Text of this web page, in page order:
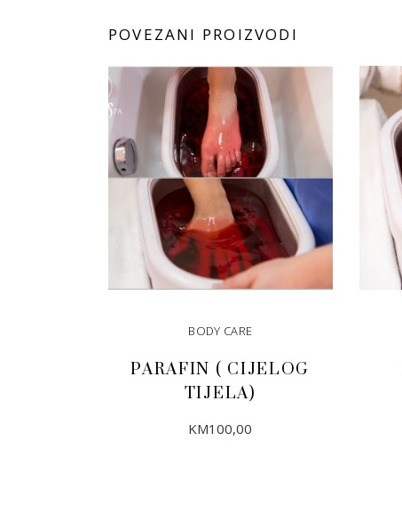
POVEZANI PROIZVODI
BODY CARE
PARAFIN ( CIJELOG
TIJELA)
KM100,00